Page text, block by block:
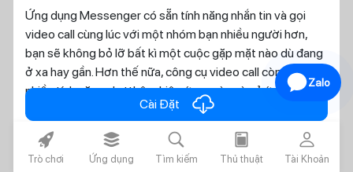
Ứng dụng Messenger có sẵn tính năng nhắn tin và gọi
video call cùng lúc với một nhóm bạn nhiều người hơn,
bạn sẽ không bỏ lỡ bất kì một cuộc gặp mặt nào dù đang
ở xa hay gần. Hơn thế nữa, công cụ video call còn tích hợp
nhiều tính năng như thêm hiệu ứng, màu và cả ứng dụng
GameiOS.VN gửi đến bạn bản mod Messenger với tính
năng sử dụng 2 tài khoản Messenger song song trên
Cài Đặt cloud_download
rocket_fill
Trò chơi
layers_alt_fill
Ứng dụng
search
Tìm kiếm
today
Thủ thuật
person
Tài Khoản
Zalo